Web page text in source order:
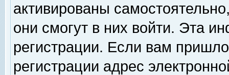
активированы
они смогут в них войти. Эта
регистрации. Если вам
регистрации адрес